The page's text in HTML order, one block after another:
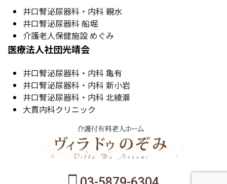
井口腎泌尿器科・内科 親水
井口腎泌尿器科 船堀
介護老人保健施設 めぐみ
医療法人社団光靖会
井口腎泌尿器科・内科 亀有
井口腎泌尿器科・内科 新小岩
井口腎泌尿器科・内科 北綾瀬
大貫内科クリニック